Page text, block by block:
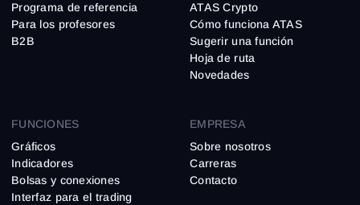
FUNCIONES
Gráficos
Indicadores
Bolsas y conexiones
Interfaz para el trading
Programa de referencia
Para los profesores
B2B
ATAS Crypto
Cómo funciona ATAS
Sugerir una función
Hoja de ruta
Novedades
EMPRESA
Sobre nosotros
Carreras
Contacto